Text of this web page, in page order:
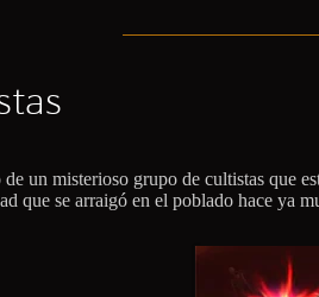
un misterioso grupo de cultistas que
que se arraigó en el poblado hace ya